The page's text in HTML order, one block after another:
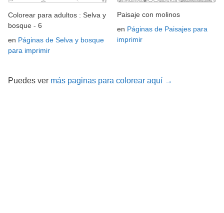
Colorear para adultos : Selva y
bosque - 6
en Páginas de Selva y bosque
para imprimir
Paisaje con molinos
en Páginas de Paisajes para
imprimir
Puedes ver más paginas para colorear aquí →